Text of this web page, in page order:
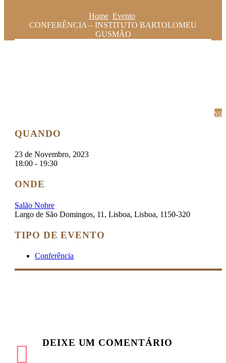
Home Evento
CONFERÊNCIA – INSTITUTO BARTOLOMEU
GUSMÃO
QUANDO
23 de Novembro, 2023
18:00 - 19:30
ONDE
Salão Nobre
Largo de São Domingos, 11, Lisboa, Lisboa, 1150-320
TIPO DE EVENTO
Conferência
DEIXE UM COMENTÁRIO